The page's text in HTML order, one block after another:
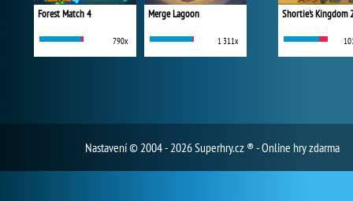
Forest Match 4
790x
Merge Lagoon
1 311x
Shortie's Kingdom
Nastavení© 2004 - 2026 Superhry.cz ® - Online hry zdarma